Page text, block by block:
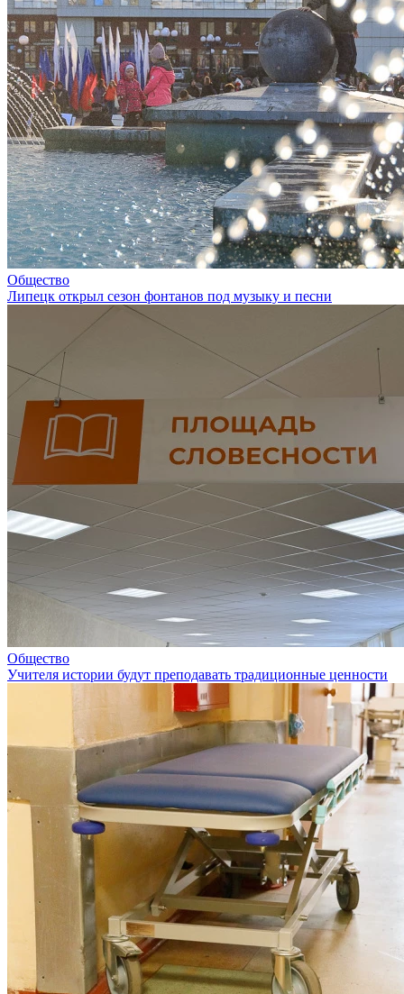
Общество
Липецк открыл сезон фонтанов под музыку и песни
Общество
Учителя истории будут преподавать традиционные ценности